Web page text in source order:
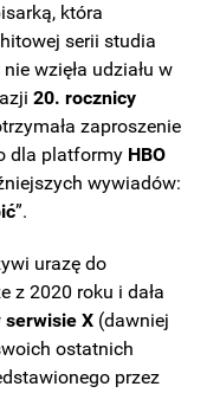
która
serii studia
nie wzięła udziału w
20. rocznicy
zaproszenie
dla platformy HBO
wywiadów:
”.
urazę do
z 2020 roku i dała
serwisie X (dawniej
ostatnich
przez